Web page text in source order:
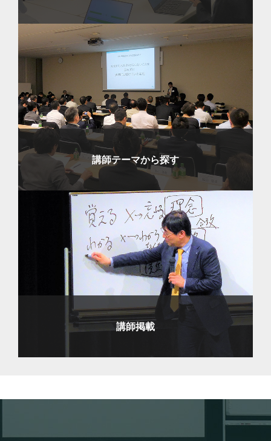
講師テーマから探す
講師掲載